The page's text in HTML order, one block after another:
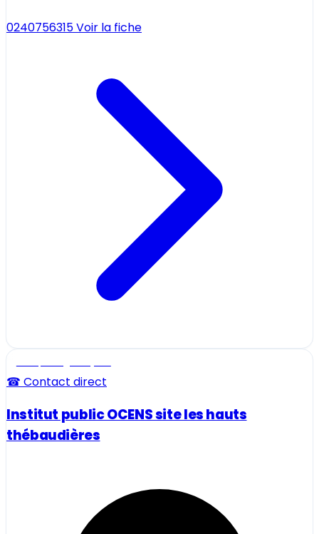
0240756315Voir la fiche
☎ Contact direct
Institut public OCENS site les hauts
thébaudières